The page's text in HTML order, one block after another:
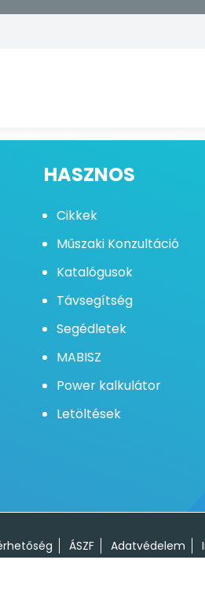
HASZNOS
Cikkek
Műszaki Konzultáció
Katalógusok
Távsegítség
Segédletek
MABISZ
Power kalkulátor
Letöltések
ÁSZF Adatvédelem
elfogadja a sütikkel